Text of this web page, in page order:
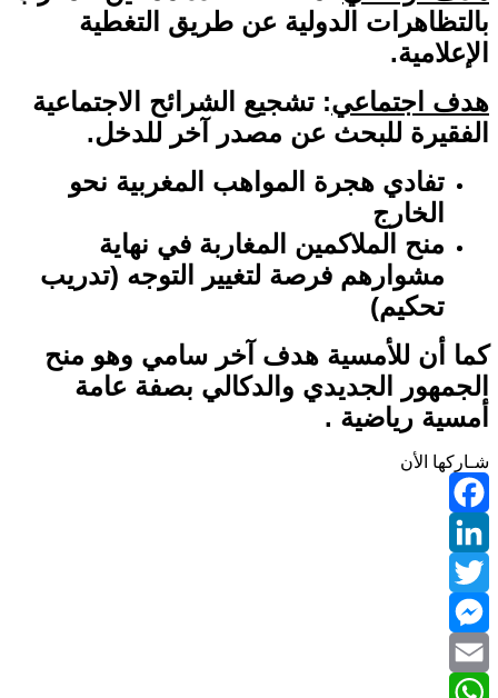
بالتظاهرات الدولية عن طريق التغطية
الإعلامية.
هدف اجتماعي: تشجيع الشرائح الاجتماعية
الفقيرة للبحث عن مصدر آخر للدخل.
تفادي هجرة المواهب المغربية نحو
الخارج
منح الملاكمين المغاربة في نهاية
مشوارهم فرصة لتغيير التوجه (تدريب
تحكيم)
كما أن للأمسية هدف آخر سامي وهو منح
الجمهور الجديدي والدكالي بصفة عامة
أمسية رياضية .
شـاركها الأن
Facebook
LinkedIn
Twitter
Messenger
Email